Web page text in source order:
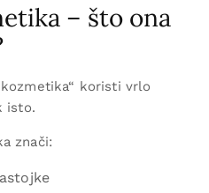
– što ona
koristi vrlo
isto.
znači: